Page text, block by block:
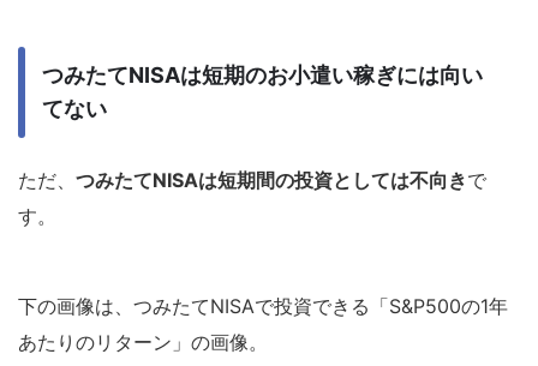
つみたてNISAは短期のお小遣い稼ぎには向い
てない
ただ、 つみたてNISAは短期間の投資としては不向きで
す。
下の画像は、つみたてNISAで投資できる「S&P500の1年
あたりのリターン」の画像。